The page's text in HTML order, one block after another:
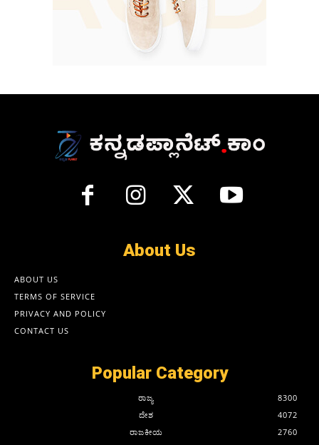
About Us
ABOUT US
TERMS OF SERVICE
PRIVACY AND POLICY
CONTACT US
Popular Category
ರಾಜ್ಯ
8300
ದೇಶ
4072
ರಾಜಕೀಯ
2760